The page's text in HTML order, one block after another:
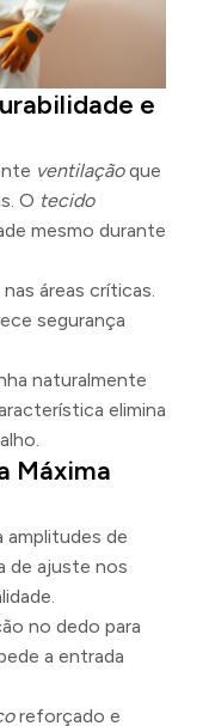
e
ventilaçãoque
O tecido
mesmo durante
áreas críticas.
segurança
naturalmente
elimina
Máxima
amplitudes de
de ajuste nos
no dedo para
a entrada
reforçado e